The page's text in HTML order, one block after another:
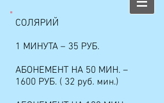
СОЛЯРИЙ
1 МИНУТА – 35 РУБ.
АБОНЕМЕНТ НА 50 МИН. –
1600 РУБ. ( 32 руб. мин.)